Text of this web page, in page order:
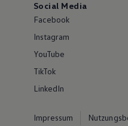
Social Media
Facebook
Instagram
YouTube
TikTok
LinkedIn
Impressum